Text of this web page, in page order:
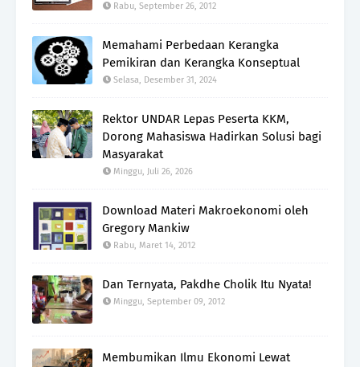
Rabu, September 26, 2012
Memahami Perbedaan Kerangka
Pemikiran dan Kerangka Konseptual
Selasa, Desember 31, 2024
Rektor UNDAR Lepas Peserta KKM,
Dorong Mahasiswa Hadirkan Solusi bagi
Masyarakat
Minggu, Juli 26, 2026
Download Materi Makroekonomi oleh
Gregory Mankiw
Rabu, Maret 14, 2012
Dan Ternyata, Pakdhe Cholik Itu Nyata!
Minggu, September 09, 2012
Membumikan Ilmu Ekonomi Lewat